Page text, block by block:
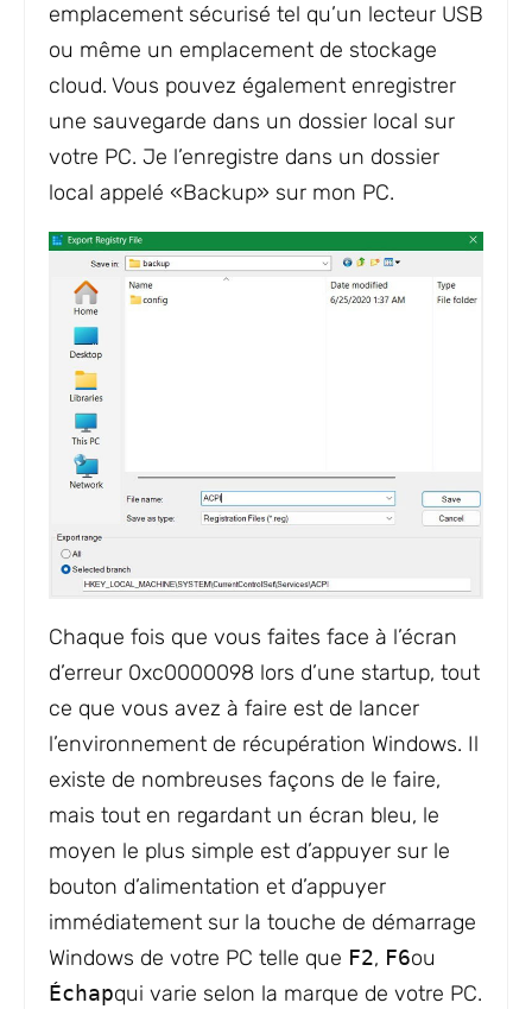
emplacement sécurisé tel qu’un lecteur USB
ou même un emplacement de stockage
cloud. Vous pouvez également enregistrer
une sauvegarde dans un dossier local sur
votre PC. Je l’enregistre dans un dossier
local appelé «Backup» sur mon PC.
Chaque fois que vous faites face à l’écran
d’erreur 0xc0000098 lors d’une startup, tout
ce que vous avez à faire est de lancer
l’environnement de récupération Windows. Il
existe de nombreuses façons de le faire,
mais tout en regardant un écran bleu, le
moyen le plus simple est d’appuyer sur le
bouton d’alimentation et d’appuyer
immédiatement sur la touche de démarrage
Windows de votre PC telle que F2, F6ou
Échapqui varie selon la marque de votre PC.